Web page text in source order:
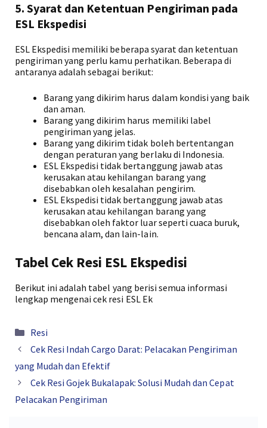
5. Syarat dan Ketentuan Pengiriman pada
ESL Ekspedisi
ESL Ekspedisi memiliki beberapa syarat dan ketentuan
pengiriman yang perlu kamu perhatikan. Beberapa di
antaranya adalah sebagai berikut:
Barang yang dikirim harus dalam kondisi yang baik
dan aman.
Barang yang dikirim harus memiliki label
pengiriman yang jelas.
Barang yang dikirim tidak boleh bertentangan
dengan peraturan yang berlaku di Indonesia.
ESL Ekspedisi tidak bertanggung jawab atas
kerusakan atau kehilangan barang yang
disebabkan oleh kesalahan pengirim.
ESL Ekspedisi tidak bertanggung jawab atas
kerusakan atau kehilangan barang yang
disebabkan oleh faktor luar seperti cuaca buruk,
bencana alam, dan lain-lain.
Tabel Cek Resi ESL Ekspedisi
Berikut ini adalah tabel yang berisi semua informasi
lengkap mengenai cek resi ESL Ek
Kategori
Resi
Cek Resi Indah Cargo Darat: Pelacakan Pengiriman
yang Mudah dan Efektif
Cek Resi Gojek Bukalapak: Solusi Mudah dan Cepat
Pelacakan Pengiriman